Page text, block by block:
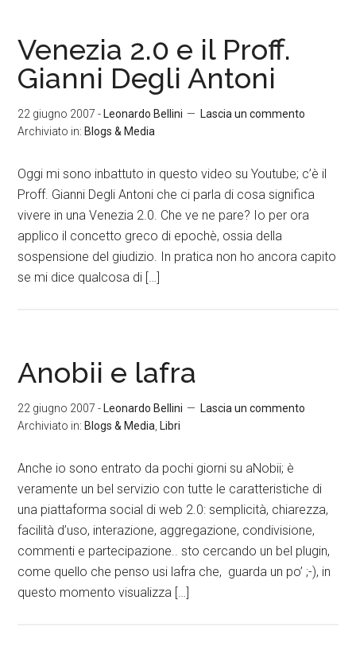
Venezia 2.0 e il Proff.
Gianni Degli Antoni
22 giugno 2007 - Leonardo Bellini
Lascia un commento
Archiviato in: Blogs & Media
Oggi mi sono inbattuto in questo video su Youtube; c’è il
Proff. Gianni Degli Antoni che ci parla di cosa significa
vivere in una Venezia 2.0. Che ve ne pare? Io per ora
applico il concetto greco di epochè, ossia della
sospensione del giudizio. In pratica non ho ancora capito
se mi dice qualcosa di […]
Anobii e lafra
22 giugno 2007 - Leonardo Bellini
Lascia un commento
Archiviato in: Blogs & Media Libri
Anche io sono entrato da pochi giorni su aNobii; è
veramente un bel servizio con tutte le caratteristiche di
una piattaforma social di web 2.0: semplicità, chiarezza,
facilità d’uso, interazione, aggregazione, condivisione,
commenti e partecipazione.. sto cercando un bel plugin,
come quello che penso usi lafra che, guarda un po’ ;-), in
questo momento visualizza […]